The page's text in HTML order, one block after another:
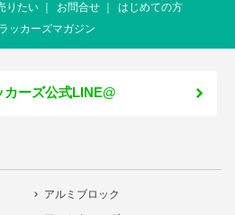
りたい お問合せ
はじめての方
ッカーズマガジン
カーズ公式LINE@
アルミブロック